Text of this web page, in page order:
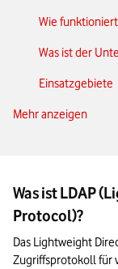
Wie funktioniert
Was ist der
Einsatzgebiete
Vorteile von
Die Alternativen
Das Wichtigste
Mehr anzeigen
Was ist LDAP
Protocol)?
Das Lightweight
Zugriffsprotokoll für